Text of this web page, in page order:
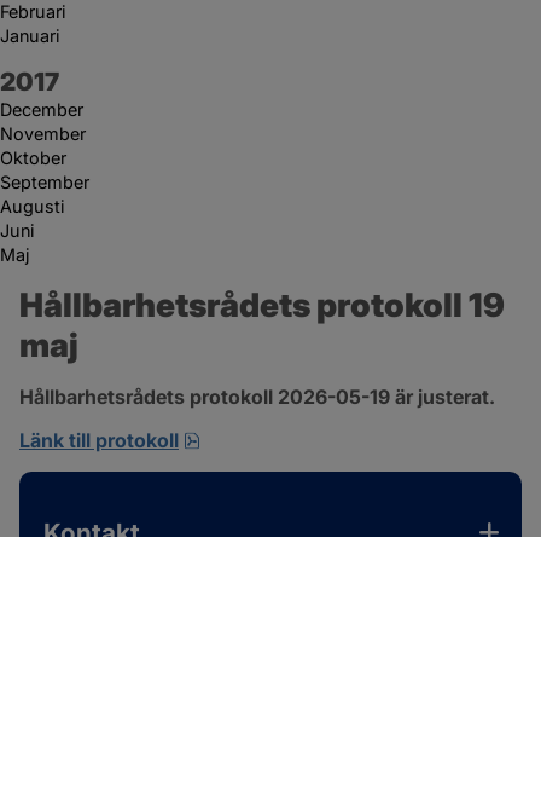
Februari
Januari
År:
2017
December
November
Oktober
September
Augusti
Juni
Maj
Hållbarhetsrådets protokoll 19
maj
Hållbarhetsrådets protokoll 2026-05-19 är justerat.
Länk till protokoll
Kontakt